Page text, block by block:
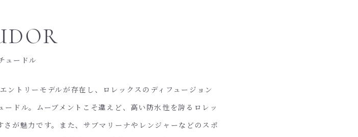
ュードル
ントリーモデルが存在し、ロレックスのディフュージョン
ドル。ムーブメントこそ違えど、高い防水性を誇るロレッ
が魅力です。また、サブマリーナやレンジャーなどのスポ